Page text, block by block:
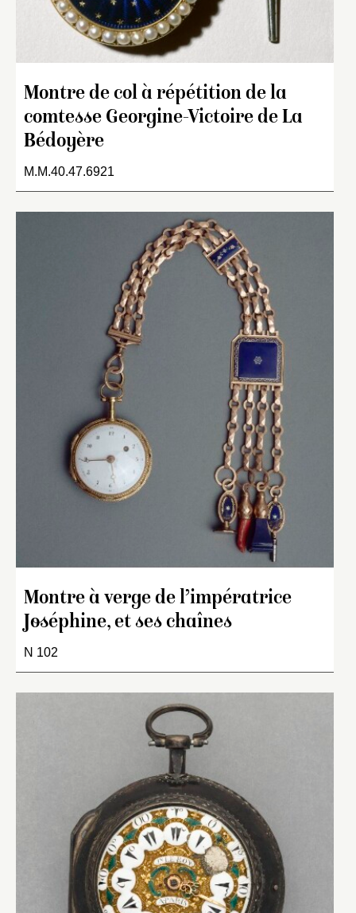
Montre de col à répétition de la
comtesse Georgine-Victoire de La
Bédoyère
M.M.40.47.6921
Montre à verge de l’impératrice
Joséphine, et ses chaînes
N 102